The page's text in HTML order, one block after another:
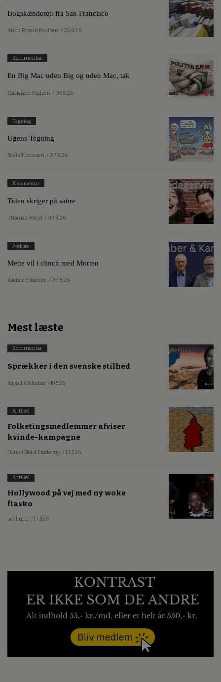
Bogskænderen fra San Francisco
Knud Bruun Poulsen / 06.8.26
Kommentar
En Big Mac uden Big og uden Mac, tak
Marianne Stidsen / 05.8.26
Tegning
Ugens Tegning
Niels Thomsen / 07.8.26
Kommentar
Tiden skriger på satire
Thomas Wivel / 07.8.26
Podcast
Mette vil i clinch med Morten
Kaaber & Karker / 07.8.26
Mest læste
Kommentar
Sprækker i den svenske stilhed
Kajsa Li Paludan / 19.5.26
Artikel
Folketingsmedlemmer afviser
kvinde-kampagne
Daniel Holst Pinderup / 13.5.26
Artikel
Hollywood på vej med ny woke
fiasko
Jan Lund / 17.5.26